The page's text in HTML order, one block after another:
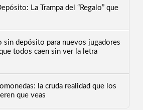
La Trampa del “Regalo” que
sin depósito para nuevos jugadores
todos caen sin ver la letra
la cruda realidad que los
que veas